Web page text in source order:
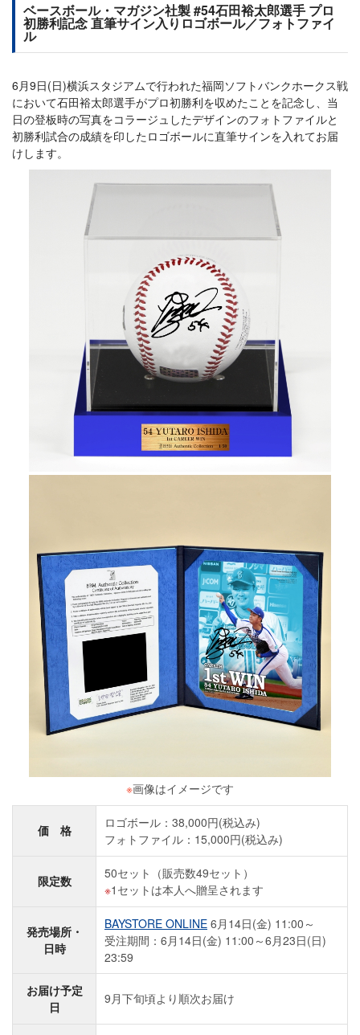
ベースボール・マガジン社製 #54石田裕太郎選手 プロ
初勝利記念 直筆サイン入りロゴボール／フォトファイ
ル
6月9日(日)横浜スタジアムで行われた福岡ソフトバンクホークス戦
において石田裕太郎選手がプロ初勝利を収めたことを記念し、当
日の登板時の写真をコラージュしたデザインのフォトファイルと
初勝利試合の成績を印したロゴボールに直筆サインを入れてお届
けします。
※画像はイメージです
価 格
ロゴボール：38,000円(税込み)
フォトファイル：15,000円(税込み)
限定数
50セット（販売数49セット）
1セットは本人へ贈呈されます
発売場所・
日時
BAYSTORE ONLINE 6月14日(金) 11:00～
受注期間：6月14日(金) 11:00～6月23日(日)
23:59
お届け予定
日
9月下旬頃より順次お届け